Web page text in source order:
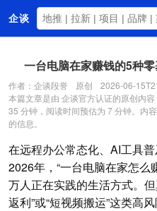
企谈
资讯动态
关于我们
一台电脑在家赚钱的5种
作者：企谈段誉 原创 2026-06-
本篇文章是由 企谈官方认证的原创内
35 分钟，阅读时间预估为 7 分钟。内
的信息。
在远程办公常态化、AI工具
2026年，“一台电脑在家怎么
万人正在实践的生活方式。
返利”或“短视频搬运”这类高